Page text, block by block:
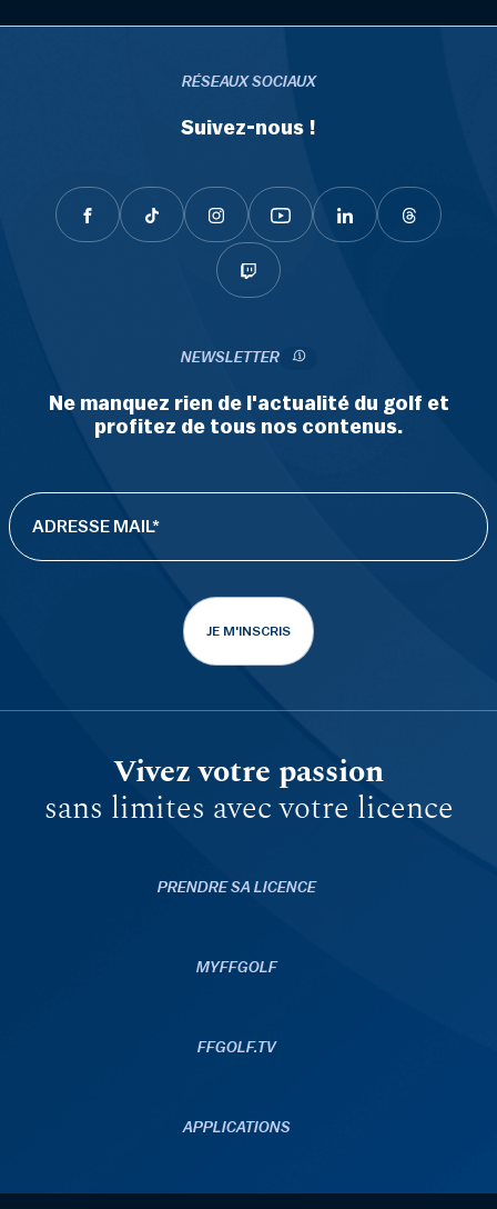
RÉSEAUX SOCIAUX
Suivez-nous !
NEWSLETTER
Ne manquez rien de l'actualité du golf et
profitez de tous nos contenus.
JE M'INSCRIS
Vivez votre passion
sans limites avec votre licence
PRENDRE SA LICENCE
MYFFGOLF
FFGOLF.TV
APPLICATIONS